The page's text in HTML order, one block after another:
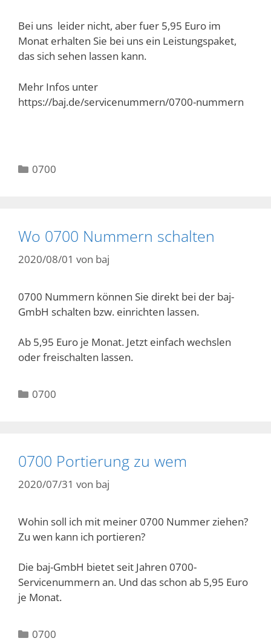
Bei uns leider nicht, aber fuer 5,95 Euro im
Monat erhalten Sie bei uns ein Leistungspaket,
das sich sehen lassen kann.
Mehr Infos unter
https://baj.de/servicenummern/0700-nummern
Kategorien
0700
Wo 0700 Nummern schalten
2020/08/01 von baj
0700 Nummern können Sie direkt bei der baj-
GmbH schalten bzw. einrichten lassen.
Ab 5,95 Euro je Monat. Jetzt einfach wechslen
oder freischalten lassen.
Kategorien
0700
0700 Portierung zu wem
2020/07/31 von baj
Wohin soll ich mit meiner 0700 Nummer ziehen?
Zu wen kann ich portieren?
Die baj-GmbH bietet seit Jahren 0700-
Servicenummern an. Und das schon ab 5,95 Euro
je Monat.
Kategorien
0700